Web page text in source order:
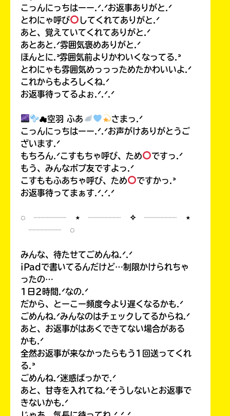
こっんにっちはーー.ᐟ.ᐟお返事ありがと.ᐟ
とわにゃ呼び
してくれてありがと.ᐟ
あと、覚えていてくれてありがと.ᐟ
あとあと.ᐟ雰囲気褒めありがと.ᐟ
ほんとに.ᐣ雰囲気前よりかわいくなってる.ᐣ
とわにゃも雰囲気めっっっためたかわいいよ.ᐟ
これからもよろしくね.ᐟ
お返事待ってるよぉ.ᐟ.ᐟ.ᐟ
☁空羽 ふあ
さまっ.ᐟ
こっんにっちはーー.ᐟ.ᐟお声がけありがとうご
ざいます.ᐟ
もちろん.ᐟこすもちゃ呼び、ため
ですっ.ᐟ
もう、みんなポプ友ですよっ.ᐟ
こすももふあちゃ呼び、ため
ですかっ.ᐣ
お返事待ってまぁす.ᐟ.ᐟ.ᐟ
◌ ┈┈┈┈ ⋆ ┈┈┈┈ ✧ ┈┈┈┈ ⋆
┈┈┈┈ ◌
みんな、待たせてごめんね.ᐟ.ᐟ
iPadで書いてるんだけど…制限かけられちゃ
ったの…
1日2時間.ᐟなの.ᐟ
だから、とーこー頻度今より遅くなるかも.ᐟ
ごめんね.ᐟみんなのはチェックしてるからね.ᐟ
あと、お返事がはあくできてない場合がある
かも.ᐟ
全然お返事が来なかったらもう1回送ってくれ
る.ᐣ
ごめんね.ᐟ迷惑ばっかで.ᐟ
あと、甘寺を入れてね.ᐟそうしないとお返事で
きないかも.ᐟ